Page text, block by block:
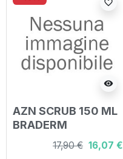
visibility
favorite_border
AZN SCRUB 150 ML
BRADERM
17,90 € 16,07 €